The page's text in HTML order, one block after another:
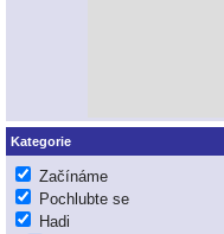
Kategorie
Začínáme
Pochlubte se
Hadi